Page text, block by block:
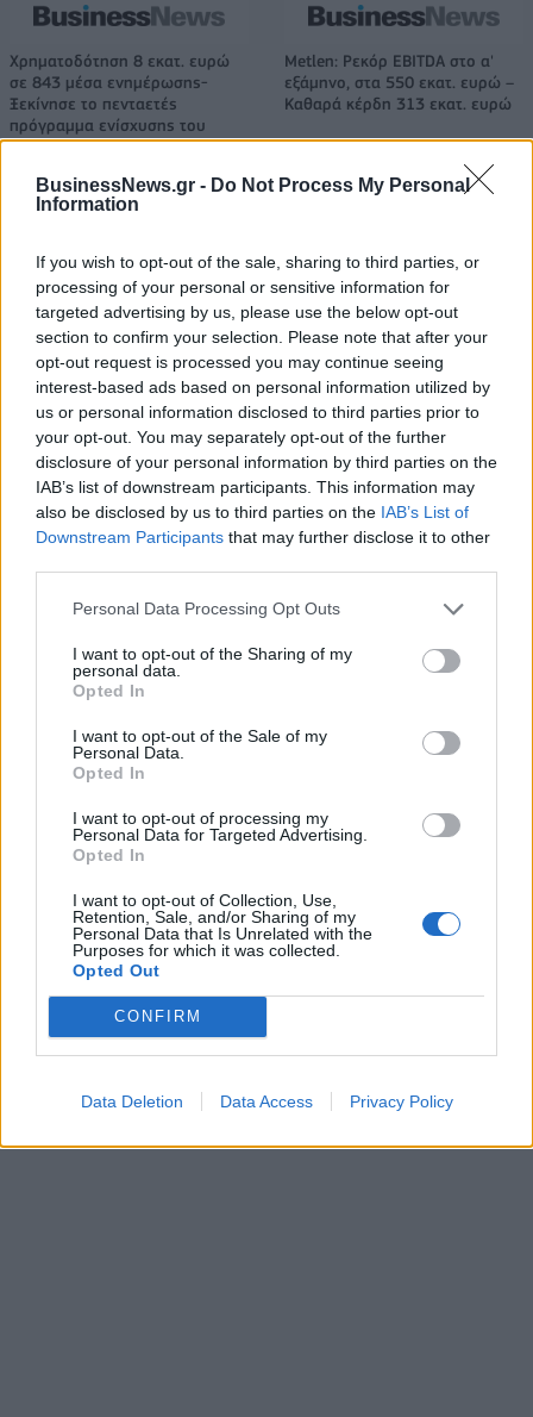
BusinessNews.gr - Do Not Process My Personal
Information
If you wish to opt-out of the sale, sharing to third parties, or
processing of your personal or sensitive information for
targeted advertising by us, please use the below opt-out
section to confirm your selection. Please note that after your
opt-out request is processed you may continue seeing
interest-based ads based on personal information utilized by
us or personal information disclosed to third parties prior to
your opt-out. You may separately opt-out of the further
disclosure of your personal information by third parties on the
IAB’s list of downstream participants. This information may
also be disclosed by us to third parties on the IAB’s List of
Downstream Participants that may further disclose it to other
Personal Data Processing Opt Outs
I want to opt-out of the Sharing of my
personal data.
Opted In
I want to opt-out of the Sale of my
Personal Data.
Opted In
I want to opt-out of processing my
Personal Data for Targeted Advertising.
Opted In
I want to opt-out of Collection, Use,
Retention, Sale, and/or Sharing of my
Personal Data that Is Unrelated with the
Purposes for which it was collected.
Opted Out
CONFIRM
Data Deletion Data Access Privacy Policy
Χρηματοδότηση 8 εκατ. ευρώ
σε 843 μέσα ενημέρωσης-
Ξεκίνησε το πενταετές
πρόγραμμα ενίσχυσης του
Τύπου
Metlen: Ρεκόρ EBITDA στο α'
εξάμηνο, στα 550 εκατ. ευρώ –
Καθαρά κέρδη 313 εκατ. ευρώ
Το FIAT 500 Hybrid τώρα από
Ατρόμητος και Novibet
συνεχίζουν μαζί: Ανανέωση της
συνεργασίας τους μέχρι το
2028
18η συνεχόμενη χρονιά για τον ΟΤΕ στη διεθνή σειρά δεικτών
FTSE4Good
Alpha Bank: Για πρώτη φορά το Αρχαίο Θέατρο Επιδαύρου άνοιξε τις
πύλες του σε όλους
ΠΕΡΙΣΣΌΤΕΡΑ ΣΕ ΑΥΤΉ ΤΗΝ ΚΑΤΗΓΟΡΊΑ
Χρηματιστήριο: Στις
2.097,24 μονάδες ο
Γενικός Δείκτης Τιμών, με
πτώση 0,12%
28/11/2025 - 13:26
απόψε την υποψηφιότητά
Eurogroup